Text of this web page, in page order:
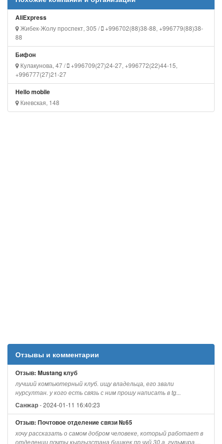
AliExpress
Жибек-Жолу проспект, 305 /
+996702(88)38-88, +996779(88)38-
88
Бифон
Кулакунова, 47 /
+996709(27)24-27, +996772(22)44-15,
+996777(27)21-27
Hello mobile
Киевская, 148
Отзывы и комментарии
Отзыв: Mustang клуб
лучший компьютерный клуб. ищу владельца, его звали
нурсултан. у кого есть связь с ним прошу написать в tg...
Санжар- 2024-01-11 16:40:23
Отзыв: Почтовое отделение связи №65
хочу рассказать о самом добром человеке, который работает в
отделении почты кыргызстана бишкек пр чуй 30 а. гульмира,...